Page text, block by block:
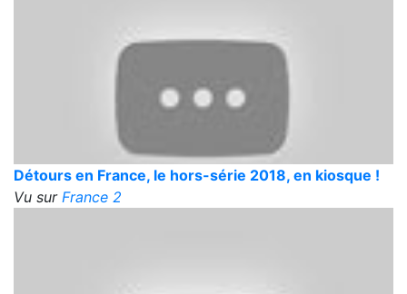
Détours en France, le hors-série 2018, en kiosque !
Vu sur France 2